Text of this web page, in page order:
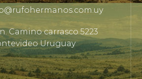
Camino carrasco 5223
Uruguay